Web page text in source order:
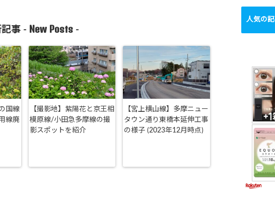
事 - New Posts -
国線
線廃
【撮影地】紫陽花と京王相
模原線/小田急多摩線の撮
影スポットを紹介
【宮上横山線】多摩ニュー
タウン通り東橋本延伸工事
の様子 (2023年12月時点)
人気の